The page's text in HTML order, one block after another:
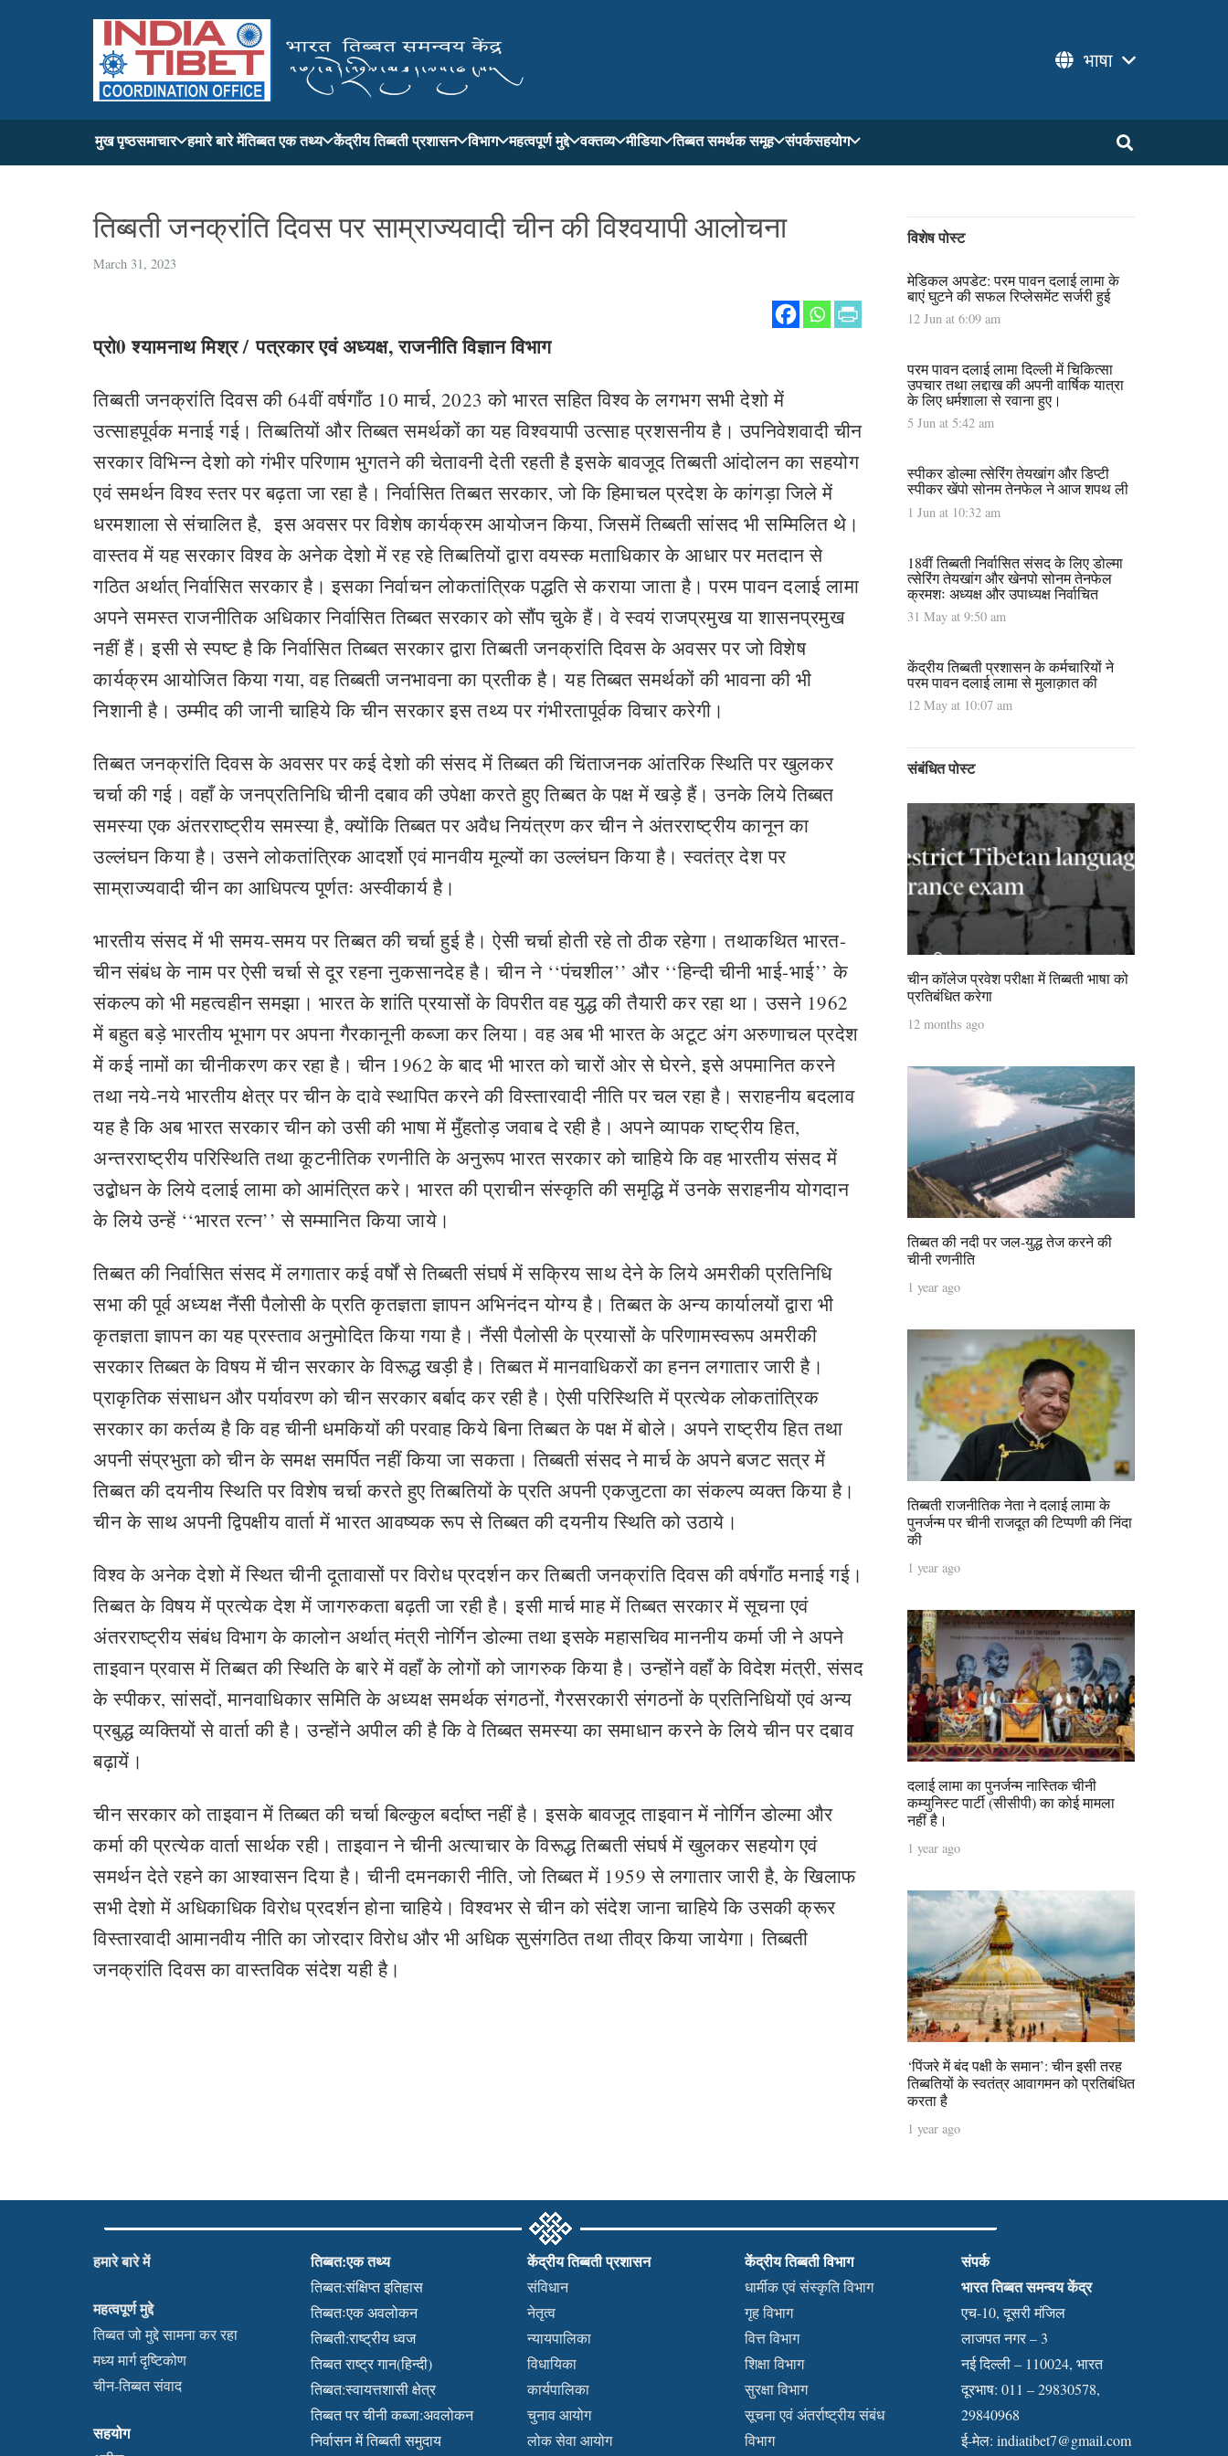
भाषा
मुख पृष्ठसमाचार हमारे बारे मेंतिब्बत एक तथ्य केंद्रीय तिब्बती प्रशासन विभाग महत्वपूर्ण मुद्दे वक्तव्य मीडिया तिब्बत समर्थक समूह संपर्कसहयोग
तिब्बती जनक्रांति दिवस पर साम्राज्यवादी चीन की विश्वयापी आलोचना
March 31, 2023
प्रो0 श्यामनाथ मिश्र / पत्रकार एवं अध्यक्ष, राजनीति विज्ञान विभाग
तिब्बती जनक्रांति दिवस की 64वीं वर्षगाँठ 10 मार्च, 2023 को भारत सहित विश्व के लगभग सभी देशो में
उत्साहपूर्वक मनाई गई। तिब्बतियों और तिब्बत समर्थकों का यह विश्वयापी उत्साह प्रशसनीय है। उपनिवेशवादी चीन
सरकार विभिन्न देशो को गंभीर परिणाम भुगतने की चेतावनी देती रहती है इसके बावजूद तिब्बती आंदोलन का सहयोग
एवं समर्थन विश्व स्तर पर बढ़ता जा रहा है। निर्वासित तिब्बत सरकार, जो कि हिमाचल प्रदेश के कांगड़ा जिले में
धरमशाला से संचालित है, इस अवसर पर विशेष कार्यक्रम आयोजन किया, जिसमें तिब्बती सांसद भी सम्मिलित थे।
वास्तव में यह सरकार विश्व के अनेक देशो में रह रहे तिब्बतियों द्वारा वयस्क मताधिकार के आधार पर मतदान से
गठित अर्थात् निर्वासित सरकार है। इसका निर्वाचन लोकतांत्रिक पद्धति से कराया जाता है। परम पावन दलाई लामा
अपने समस्त राजनीतिक अधिकार निर्वासित तिब्बत सरकार को सौंप चुके हैं। वे स्वयं राजप्रमुख या शासनप्रमुख
नहीं हैं। इसी से स्पष्ट है कि निर्वासित तिब्बत सरकार द्वारा तिब्बती जनक्रांति दिवस के अवसर पर जो विशेष
कार्यक्रम आयोजित किया गया, वह तिब्बती जनभावना का प्रतीक है। यह तिब्बत समर्थकों की भावना की भी
निशानी है। उम्मीद की जानी चाहिये कि चीन सरकार इस तथ्य पर गंभीरतापूर्वक विचार करेगी।
तिब्बत जनक्रांति दिवस के अवसर पर कई देशो की संसद में तिब्बत की चिंताजनक आंतरिक स्थिति पर खुलकर
चर्चा की गई। वहाँ के जनप्रतिनिधि चीनी दबाव की उपेक्षा करते हुए तिब्बत के पक्ष में खड़े हैं। उनके लिये तिब्बत
समस्या एक अंतरराष्ट्रीय समस्या है, क्योंकि तिब्बत पर अवैध नियंत्रण कर चीन ने अंतरराष्ट्रीय कानून का
उल्लंघन किया है। उसने लोकतांत्रिक आदर्शो एवं मानवीय मूल्यों का उल्लंघन किया है। स्वतंत्र देश पर
साम्राज्यवादी चीन का आधिपत्य पूर्णतः अस्वीकार्य है।
भारतीय संसद में भी समय-समय पर तिब्बत की चर्चा हुई है। ऐसी चर्चा होती रहे तो ठीक रहेगा। तथाकथित भारत-
चीन संबंध के नाम पर ऐसी चर्चा से दूर रहना नुकसानदेह है। चीन ने ‘‘पंचशील’’ और ‘‘हिन्दी चीनी भाई-भाई’’ के
संकल्प को भी महत्वहीन समझा। भारत के शांति प्रयासों के विपरीत वह युद्ध की तैयारी कर रहा था। उसने 1962
में बहुत बड़े भारतीय भूभाग पर अपना गैरकानूनी कब्जा कर लिया। वह अब भी भारत के अटूट अंग अरुणाचल प्रदेश
में कई नामों का चीनीकरण कर रहा है। चीन 1962 के बाद भी भारत को चारों ओर से घेरने, इसे अपमानित करने
तथा नये-नये भारतीय क्षेत्र पर चीन के दावे स्थापित करने की विस्तारवादी नीति पर चल रहा है। सराहनीय बदलाव
यह है कि अब भारत सरकार चीन को उसी की भाषा में मुँहतोड़ जवाब दे रही है। अपने व्यापक राष्ट्रीय हित,
अन्तरराष्ट्रीय परिस्थिति तथा कूटनीतिक रणनीति के अनुरूप भारत सरकार को चाहिये कि वह भारतीय संसद में
उद्बोधन के लिये दलाई लामा को आमंत्रित करे। भारत की प्राचीन संस्कृति की समृद्धि में उनके सराहनीय योगदान
के लिये उन्हें ‘‘भारत रत्न’’ से सम्मानित किया जाये।
तिब्बत की निर्वासित संसद में लगातार कई वर्षों से तिब्बती संघर्ष में सक्रिय साथ देने के लिये अमरीकी प्रतिनिधि
सभा की पूर्व अध्यक्ष नैंसी पैलोसी के प्रति कृतज्ञता ज्ञापन अभिनंदन योग्य है। तिब्बत के अन्य कार्यालयों द्वारा भी
कृतज्ञता ज्ञापन का यह प्रस्ताव अनुमोदित किया गया है। नैंसी पैलोसी के प्रयासों के परिणामस्वरूप अमरीकी
सरकार तिब्बत के विषय में चीन सरकार के विरूद्ध खड़ी है। तिब्बत में मानवाधिकरों का हनन लगातार जारी है।
प्राकृतिक संसाधन और पर्यावरण को चीन सरकार बर्बाद कर रही है। ऐसी परिस्थिति में प्रत्येक लोकतांत्रिक
सरकार का कर्तव्य है कि वह चीनी धमकियों की परवाह किये बिना तिब्बत के पक्ष में बोले। अपने राष्ट्रीय हित तथा
अपनी संप्रभुता को चीन के समक्ष समर्पित नहीं किया जा सकता। तिब्बती संसद ने मार्च के अपने बजट सत्र में
तिब्बत की दयनीय स्थिति पर विशेष चर्चा करते हुए तिब्बतियों के प्रति अपनी एकजुटता का संकल्प व्यक्त किया है।
चीन के साथ अपनी द्विपक्षीय वार्ता में भारत आवष्यक रूप से तिब्बत की दयनीय स्थिति को उठाये।
विश्व के अनेक देशो में स्थित चीनी दूतावासों पर विरोध प्रदर्शन कर तिब्बती जनक्रांति दिवस की वर्षगाँठ मनाई गई।
तिब्बत के विषय में प्रत्येक देश में जागरुकता बढ़ती जा रही है। इसी मार्च माह में तिब्बत सरकार में सूचना एवं
अंतरराष्ट्रीय संबंध विभाग के कालोन अर्थात् मंत्री नोर्गिन डोल्मा तथा इसके महासचिव माननीय कर्मा जी ने अपने
ताइवान प्रवास में तिब्बत की स्थिति के बारे में वहाँ के लोगों को जागरुक किया है। उन्होंने वहाँ के विदेश मंत्री, संसद
के स्पीकर, सांसदों, मानवाधिकार समिति के अध्यक्ष समर्थक संगठनों, गैरसरकारी संगठनों के प्रतिनिधियों एवं अन्य
प्रबुद्ध व्यक्तियों से वार्ता की है। उन्होंने अपील की है कि वे तिब्बत समस्या का समाधान करने के लिये चीन पर दबाव
बढ़ायें।
चीन सरकार को ताइवान में तिब्बत की चर्चा बिल्कुल बर्दाष्त नहीं है। इसके बावजूद ताइवान में नोर्गिन डोल्मा और
कर्मा की प्रत्येक वार्ता सार्थक रही। ताइवान ने चीनी अत्याचार के विरूद्ध तिब्बती संघर्ष में खुलकर सहयोग एवं
समर्थन देते रहने का आश्वासन दिया है। चीनी दमनकारी नीति, जो तिब्बत में 1959 से लगातार जारी है, के खिलाफ
सभी देशो में अधिकाधिक विरोध प्रदर्शन होना चाहिये। विश्वभर से चीन को संदेश जाना चाहिये कि उसकी क्रूर
विस्तारवादी आमानवीय नीति का जोरदार विरोध और भी अधिक सुसंगठित तथा तीव्र किया जायेगा। तिब्बती
जनक्रांति दिवस का वास्तविक संदेश यही है।
विशेष पोस्ट
मेडिकल अपडेट: परम पावन दलाई लामा के
बाएं घुटने की सफल रिप्लेसमेंट सर्जरी हुई
12 Jun at 6:09 am
परम पावन दलाई लामा दिल्ली में चिकित्सा
उपचार तथा लद्दाख की अपनी वार्षिक यात्रा
के लिए धर्मशाला से रवाना हुए।
5 Jun at 5:42 am
स्पीकर डोल्मा त्सेरिंग तेयखांग और डिप्टी
स्पीकर खेंपो सोनम तेनफेल ने आज शपथ ली
1 Jun at 10:32 am
18वीं तिब्बती निर्वासित संसद के लिए डोल्मा
त्सेरिंग तेयखांग और खेनपो सोनम तेनफेल
क्रमशः अध्यक्ष और उपाध्यक्ष निर्वाचित
31 May at 9:50 am
केंद्रीय तिब्बती प्रशासन के कर्मचारियों ने
परम पावन दलाई लामा से मुलाक़ात की
12 May at 10:07 am
संबंधित पोस्ट
चीन कॉलेज प्रवेश परीक्षा में तिब्बती भाषा को
प्रतिबंधित करेगा
12 months ago
तिब्बत की नदी पर जल-युद्ध तेज करने की
चीनी रणनीति
1 year ago
तिब्बती राजनीतिक नेता ने दलाई लामा के
पुनर्जन्म पर चीनी राजदूत की टिप्पणी की निंदा
की
1 year ago
दलाई लामा का पुनर्जन्म नास्तिक चीनी
कम्युनिस्ट पार्टी (सीसीपी) का कोई मामला
नहीं है।
1 year ago
‘पिंजरे में बंद पक्षी के समान’: चीन इसी तरह
तिब्बतियों के स्वतंत्र आवागमन को प्रतिबंधित
करता है
1 year ago
हमारे बारे में
महत्वपूर्ण मुद्दे
तिब्बत जो मुद्दे सामना कर रहा
मध्य मार्ग दृष्टिकोण
चीन-तिब्बत संवाद
सहयोग
तिब्बत:एक तथ्य
तिब्बत:संक्षिप्त इतिहास
तिब्बतःएक अवलोकन
तिब्बती:राष्ट्रीय ध्वज
तिब्बत राष्ट्र गान(हिन्दी)
तिब्बत:स्वायत्तशासी क्षेत्र
तिब्बत पर चीनी कब्जा:अवलोकन
निर्वासन में तिब्बती समुदाय
केंद्रीय तिब्बती प्रशासन
संविधान
नेतृत्व
न्यायपालिका
विधायिका
कार्यपालिका
चुनाव आयोग
लोक सेवा आयोग
केंद्रीय तिब्बती विभाग
धार्मीक एवं संस्कृति विभाग
गृह विभाग
वित्त विभाग
शिक्षा विभाग
सुरक्षा विभाग
सूचना एवं अंतर्राष्ट्रीय संबंध
विभाग
संपर्क
भारत तिब्बत समन्वय केंद्र
एच-10, दूसरी मंजिल
लाजपत नगर – 3
नई दिल्ली – 110024, भारत
दूरभाष: 011 – 29830578,
29840968
ई-मेल:indiatibet7@gmail.com